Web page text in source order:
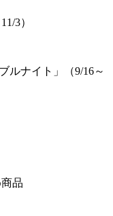
3）
ルナイト」（9/16～
品